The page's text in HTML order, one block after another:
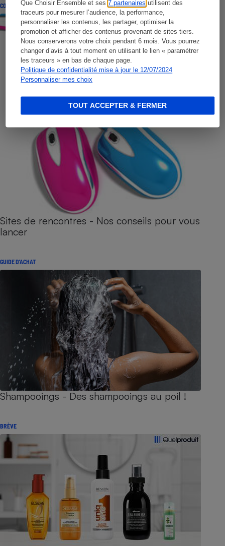
Que Choisir Ensemble et ses7 partenaires utilisent des
traceurs pour mesurer l’audience, la performance,
personnaliser les contenus, les partager, optimiser la
promotion et afficher des contenus provenant de sites tiers.
Nous conserverons votre choix pendant 6 mois. Vous pourrez
changer d’avis à tout moment en utilisant le lien « paramétrer
les traceurs » en bas de chaque page.
Politique de confidentialité mise à jour le 12/07/2024
Personnaliser mes choix
TOUT ACCEPTER & FERMER
CONSEILS
Sites de rencontres - Nos conseils pour vous
lancer
GUIDE D'ACHAT
Shampooings - Des shampooings au poil !
BRÈVE